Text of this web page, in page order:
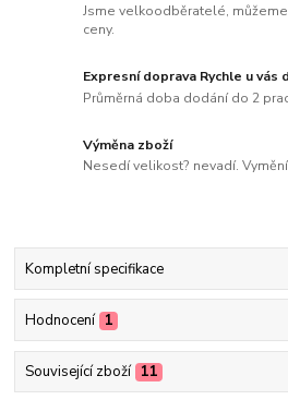
Jsme velkoodběratelé,
ceny.
Expresní doprava Rychle u vás
Průměrná doba dodání do 2
Výměna zboží
Nesedí velikost? nevadí.
Kompletní specifikace
Hodnocení 1
Související zboží 11